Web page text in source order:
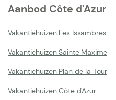
Aanbod Côte d'Azur
Vakantiehuizen Les Issambres
Vakantiehuizen Sainte Maxime
Vakantiehuizen Plan de la Tour
Vakantiehuizen Côte d'Azur